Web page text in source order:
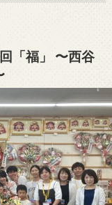
「福」 〜西谷